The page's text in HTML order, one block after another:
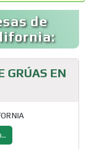
de
GRÚAS EN